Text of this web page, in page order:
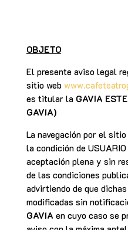
OBJETO
El presente aviso legal
sitio web
es titular laGAVIA
GAVIA)
La navegación por el sitio
la condición de
aceptación plena y sin
de las condiciones
advirtiendo de que
modificadas sin
GAVIA en cuyo caso se